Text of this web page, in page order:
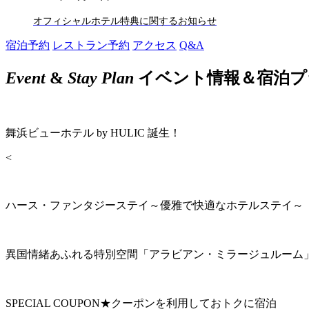
オフィシャルホテル特典に関するお知らせ
宿泊予約 レストラン予約 アクセス Q&A
Event& Stay Plan イベント情報＆宿泊
舞浜ビューホテル by HULIC 誕生！
<
ハース・ファンタジーステイ～優雅で快適なホテルステイ～
異国情緒あふれる特別空間「アラビアン・ミラージュルーム
SPECIAL COUPON★クーポンを利用しておトクに宿泊